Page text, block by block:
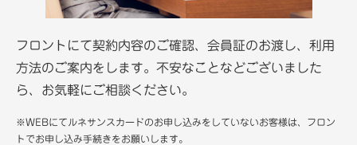
フロントにて契約内容のご確認、会員証のお渡し、利用
方法のご案内をします。不安なことなどございました
ら、お気軽にご相談ください。
※WEBにてルネサンスカードのお申し込みをしていないお客様は、フロン
トでお申し込み手続きをお願いします。